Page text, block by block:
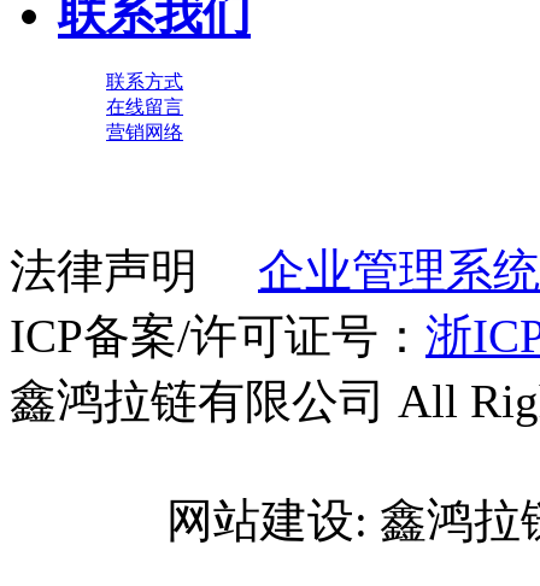
联系我们
联系方式
在线留言
营销网络
法律声明 企业管理系
ICP备案/许可证号： 浙
鑫鸿拉链有限公司 All
网站建设: 鑫鸿拉